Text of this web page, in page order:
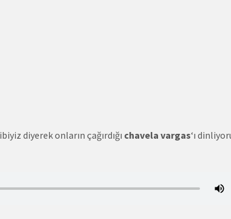
diyerek onların çağırdığı chavela vargas‘ı